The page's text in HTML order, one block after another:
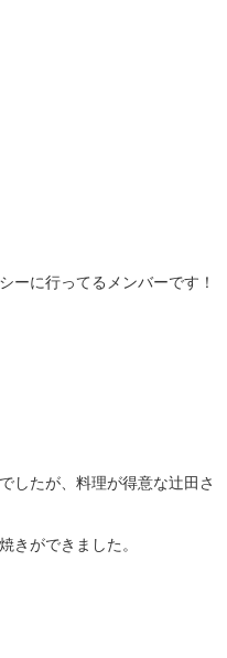
ーに行ってるメンバーです！
したが、料理が得意な辻田さ
きができました。